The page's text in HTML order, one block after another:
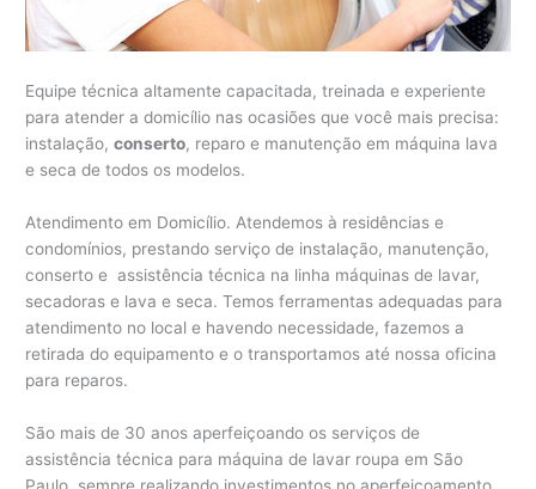
Equipe técnica altamente capacitada, treinada e experiente
para atender a domicílio nas ocasiões que você mais precisa:
instalação,conserto, reparo e manutenção em máquina lava
e seca de todos os modelos.
Atendimento em Domicílio. Atendemos à residências e
condomínios, prestando serviço de instalação, manutenção,
conserto e assistência técnica na linha máquinas de lavar,
secadoras e lava e seca. Temos ferramentas adequadas para
atendimento no local e havendo necessidade, fazemos a
retirada do equipamento e o transportamos até nossa oficina
para reparos.
São mais de 30 anos aperfeiçoando os serviços de
assistência técnica para máquina de lavar roupa em São
Paulo, sempre realizando investimentos no aperfeiçoamento